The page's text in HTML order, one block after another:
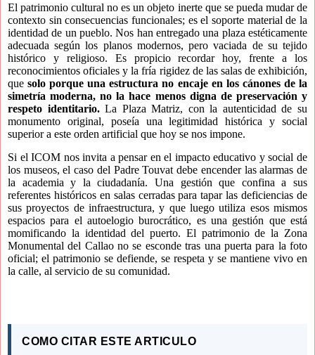
El patrimonio cultural no es un objeto inerte que se pueda mudar de
contexto sin consecuencias funcionales; es el soporte material de la
identidad de un pueblo. Nos han entregado una plaza estéticamente
adecuada según los planos modernos, pero vaciada de su tejido
histórico y religioso. Es propicio recordar hoy, frente a los
reconocimientos oficiales y la fría rigidez de las salas de exhibición,
quesolo porque una estructura no encaje en los cánones de la
simetría moderna, no la hace menos digna de preservación y
respeto identitario.La Plaza Matriz, con la autenticidad de su
monumento original, poseía una legitimidad histórica y social
superior a este orden artificial que hoy se nos impone.
Si el ICOM nos invita a pensar en el impacto educativo y social de
los museos, el caso del Padre Touvat debe encender las alarmas de
la academia y la ciudadanía. Una gestión que confina a sus
referentes históricos en salas cerradas para tapar las deficiencias de
sus proyectos de infraestructura, y que luego utiliza esos mismos
espacios para el autoelogio burocrático, es una gestión que está
momificando la identidad del puerto. El patrimonio de la Zona
Monumental del Callao no se esconde tras una puerta para la foto
oficial; el patrimonio se defiende, se respeta y se mantiene vivo en
la calle, al servicio de su comunidad.
COMO CITAR ESTE ARTICULO